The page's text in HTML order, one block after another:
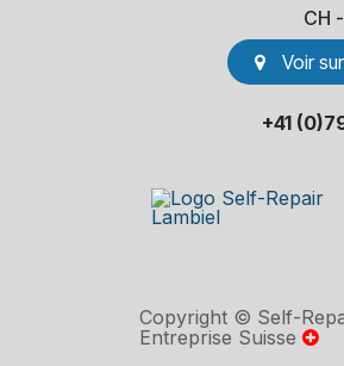
​CH
Voir
+41
Copyright © Self-
Entreprise Suisse